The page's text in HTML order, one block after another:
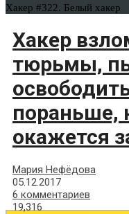
Хакер #322. Белый хакер
Хакер
тюрьмы,
пораньше,
окажется
Мария Нефёдова
05.12.2017
6 комментариев
19,316